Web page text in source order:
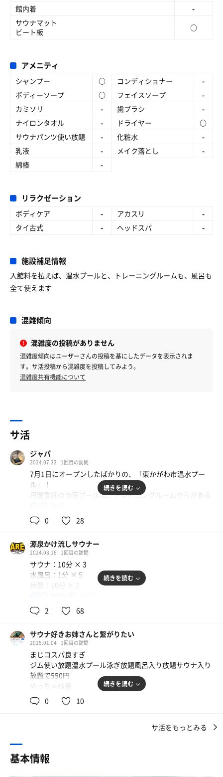
館内着
-
サウナマット
ビート板
○
アメニティ
シャンプー ○ コンディショナー
-
ボディーソープ
○ フェイスソープ
-
カミソリ
- 歯ブラシ
-
ナイロンタオル
- ドライヤー
○
サウナパンツ使い放題
- 化粧水
-
乳液
- メイク落とし
-
綿棒
-
リラクゼーション
ボディケア - アカスリ
-
タイ古式
- ヘッドスパ -
施設補足情報
入館料を払えば、温水プールと、トレーニングルームも、風呂も
全て使えます
混雑傾向
混雑度の投稿がありません
混雑度傾向はユーザーさんの投稿を基にしたデータを表示されま
す。サ活投稿から混雑度を投稿してみよう。
混雑度共有機能について
サ活
ジャパ
2024.07.22 1回目の訪問
7月1日にオープンしたばかりの、「東かがわ市温水プー
ル」！
民間委託の市民プールに、トレーニングルームやらがある
できたばかりやから綺麗やけど、風呂もサウナも普通で
す。
サウナはできたばかりで今は木の良い香がするので、今の
うちがオススメ！
続きを読む
0 28
源泉かけ流しサウナー
2024.08.16 1回目の訪問
サウナ：10分 × 3
水風呂：1分 × 5
休憩：10分 × 2
一言：本日の〆に。
新しいサウナは木の香りが素晴らしい!
水風呂はぬるめだけど、長く入ってじっくり冷やす感じ。
外気浴無いけど、ジム系サウナでは快適度が段違い🤤
続きを読む
2 68
サウナ好きお姉さんと繋がりたい
2025.01.04 1回目の訪問
まじコスパ良すぎ
ジム使い放題温水プール泳ぎ放題風呂入り放題サウナ入り
放題で550円
めっちゃ綺麗
サウナちょい小さいけど綺麗いいにおい
カラカラサウナ
サウナ10分
続きを読む
0 10
サ活をもっとみる
基本情報